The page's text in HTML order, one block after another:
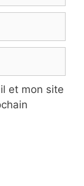
et mon site